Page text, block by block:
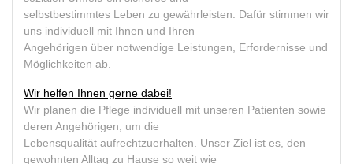
selbstbestimmtes Leben zu gewährleisten. Dafür stimmen wir
uns individuell mit Ihnen und Ihren
Angehörigen über notwendige Leistungen, Erfordernisse und
Möglichkeiten ab.
Wir helfen Ihnen gerne dabei!
Wir planen die Pflege individuell mit unseren Patienten sowie
deren Angehörigen, um die
Lebensqualität aufrechtzuerhalten. Unser Ziel ist es, den
gewohnten Alltag zu Hause so weit wie